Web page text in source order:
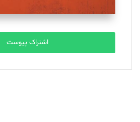
مصطفی مسجدی آرانی
تحریریه
بابک نقاش
تحریریه
اشتراک پیوست